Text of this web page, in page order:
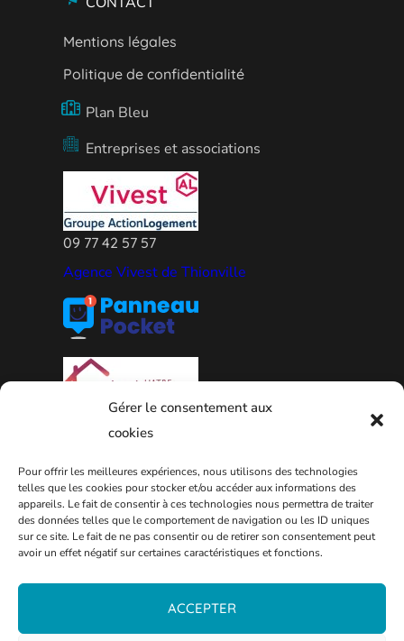
Gérer le consentement aux
cookies
Pour offrir les meilleures expériences, nous utilisons des technologies
telles que les cookies pour stocker et/ou accéder aux informations des
appareils. Le fait de consentir à ces technologies nous permettra de traiter
des données telles que le comportement de navigation ou les ID uniques
sur ce site. Le fait de ne pas consentir ou de retirer son consentement peut
avoir un effet négatif sur certaines caractéristiques et fonctions.
ACCEPTER
Mentions légales
Politique de confidentialité
Plan Bleu
Entreprises et associations
09 77 42 57 57
Agence Vivest de Thionville
PLAN DE LA VILLE